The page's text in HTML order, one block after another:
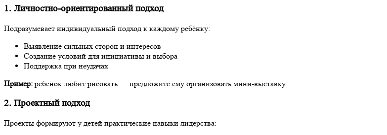
1. Личностно-ориентированный подход
Подразумевает индивидуальный подход к каждому ребёнку:
Выявление сильных сторон и интересов
Создание условий для инициативы и выбора
Поддержка при неудачах
Пример: ребёнок любит рисовать — предложите ему организовать мини-выставку.
2. Проектный подход
Проекты формируют у детей практические навыки лидерства: